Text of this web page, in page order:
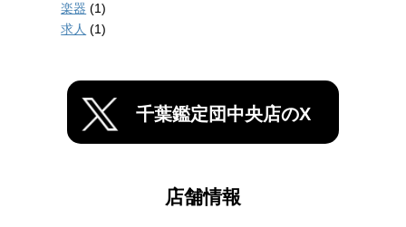
楽器 (1)
求人 (1)
千葉鑑定団中央店のX
店舗情報